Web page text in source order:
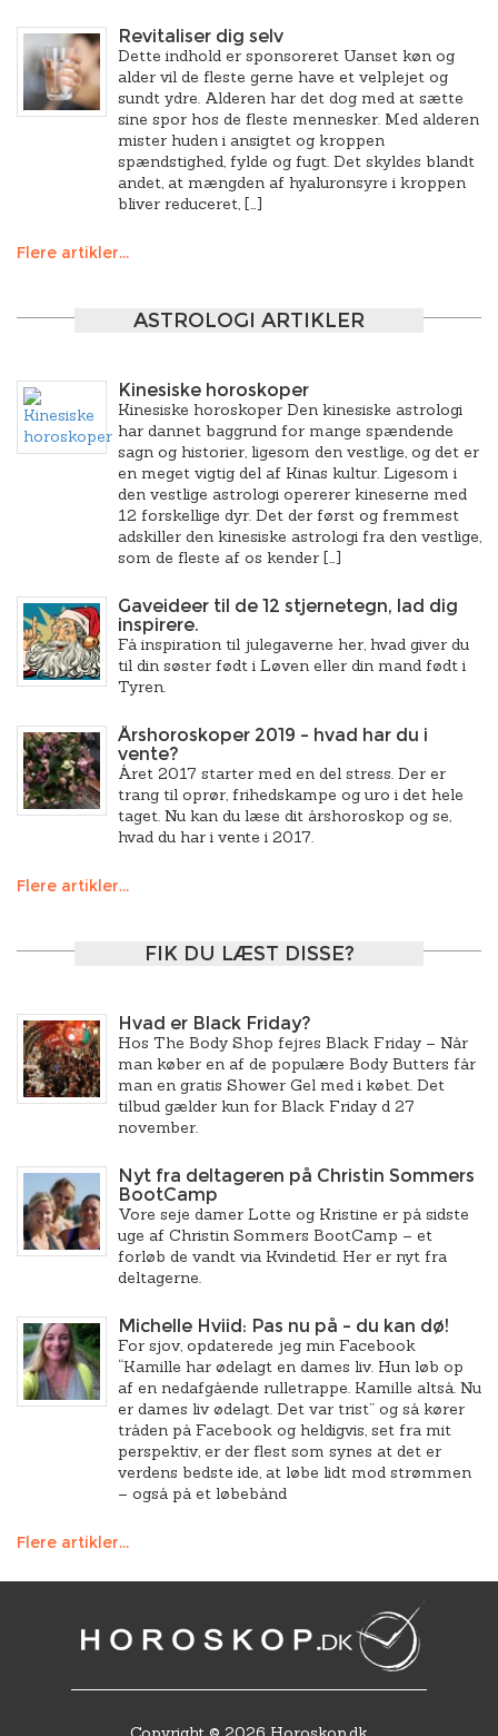
Revitaliser dig selv
Dette indhold er sponsoreret Uanset køn og
alder vil de fleste gerne have et velplejet og
sundt ydre. Alderen har det dog med at sætte
sine spor hos de fleste mennesker. Med alderen
mister huden i ansigtet og kroppen
spændstighed, fylde og fugt. Det skyldes blandt
andet, at mængden af hyaluronsyre i kroppen
bliver reduceret, […]
Flere artikler...
ASTROLOGI ARTIKLER
Kinesiske horoskoper
Kinesiske horoskoper Den kinesiske astrologi
har dannet baggrund for mange spændende
sagn og historier, ligesom den vestlige, og det er
en meget vigtig del af Kinas kultur. Ligesom i
den vestlige astrologi opererer kineserne med
12 forskellige dyr. Det der først og fremmest
adskiller den kinesiske astrologi fra den vestlige,
som de fleste af os kender […]
Gaveideer til de 12 stjernetegn, lad dig
inspirere.
Få inspiration til julegaverne her, hvad giver du
til din søster født i Løven eller din mand født i
Tyren.
Årshoroskoper 2019 – hvad har du i
vente?
Året 2017 starter med en del stress. Der er
trang til oprør, frihedskampe og uro i det hele
taget. Nu kan du læse dit årshoroskop og se,
hvad du har i vente i 2017.
Flere artikler...
FIK DU LÆST DISSE?
Hvad er Black Friday?
Hos The Body Shop fejres Black Friday – Når
man køber en af de populære Body Butters får
man en gratis Shower Gel med i købet. Det
tilbud gælder kun for Black Friday d 27
november.
Nyt fra deltageren på Christin Sommers
BootCamp
Vore seje damer Lotte og Kristine er på sidste
uge af Christin Sommers BootCamp – et
forløb de vandt via Kvindetid. Her er nyt fra
deltagerne.
Michelle Hviid: Pas nu på – du kan dø!
For sjov, opdaterede jeg min Facebook
“Kamille har ødelagt en dames liv. Hun løb op
af en nedafgående rulletrappe. Kamille altså. Nu
er dames liv ødelagt. Det var trist” og så kører
tråden på Facebook og heldigvis, set fra mit
perspektiv, er der flest som synes at det er
verdens bedste ide, at løbe lidt mod strømmen
– også på et løbebånd
Flere artikler...